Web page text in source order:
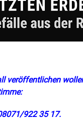
veröffentlichen
922 35 17.